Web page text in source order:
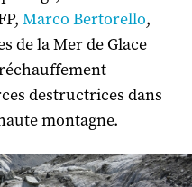
Marco Bertorello,
de la Mer de Glace
destructrices dans
montagne.